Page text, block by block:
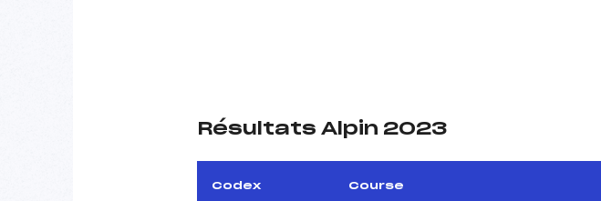
Résultats Alpin 2023
Codex Course